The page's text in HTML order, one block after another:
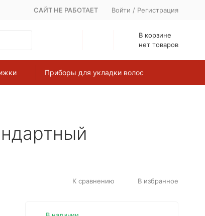
САЙТ НЕ РАБОТАЕТ Войти / Регистрация
В корзине
нет товаров
Приборы для укладки волос
К сравнению В избранное